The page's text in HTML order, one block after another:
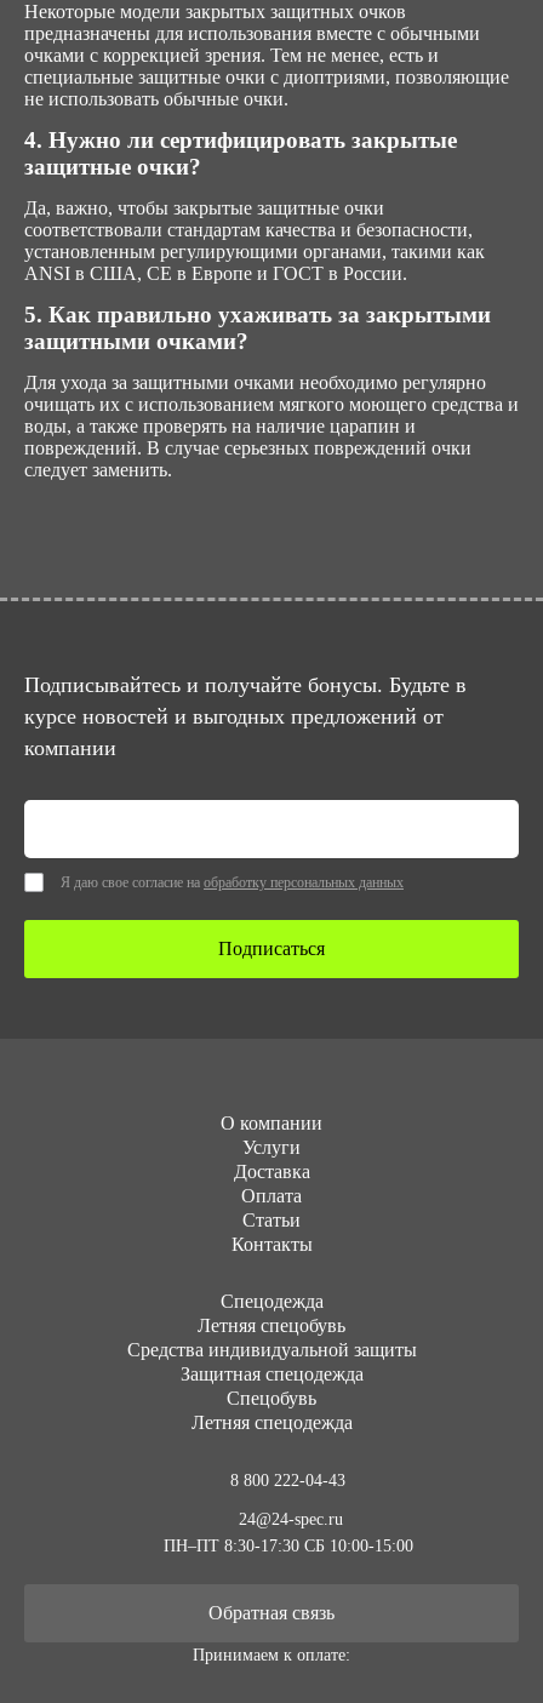
Некоторые модели закрытых защитных очков
предназначены для использования вместе с обычными
очками с коррекцией зрения. Тем не менее, есть и
специальные защитные очки с диоптриями, позволяющие
не использовать обычные очки.
4. Нужно ли сертифицировать закрытые
защитные очки?
Да, важно, чтобы закрытые защитные очки
соответствовали стандартам качества и безопасности,
установленным регулирующими органами, такими как
ANSI в США, CE в Европе и ГОСТ в России.
5. Как правильно ухаживать за закрытыми
защитными очками?
Для ухода за защитными очками необходимо регулярно
очищать их с использованием мягкого моющего средства и
воды, а также проверять на наличие царапин и
повреждений. В случае серьезных повреждений очки
следует заменить.
Подписывайтесь и получайте бонусы. Будьте в
курсе новостей и выгодных предложений от
компании
Я даю свое согласие на обработку персональных данных
Подписаться
О компании
Услуги
Доставка
Оплата
Статьи
Контакты
Cпецодежда
Летняя спецобувь
Средства индивидуальной защиты
Защитная спецодежда
Спецобувь
Летняя спецодежда
8 800 222-04-43
24@24-spec.ru
ПН–ПТ 8:30-17:30 СБ 10:00-15:00
Обратная связь
Принимаем к оплате: